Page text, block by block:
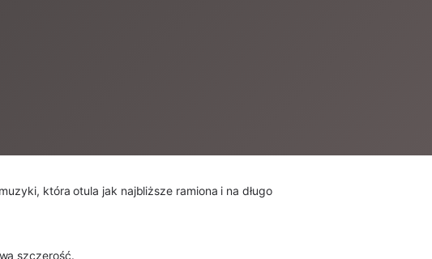
która otula jak najbliższe ramiona i na długo
szczerość.